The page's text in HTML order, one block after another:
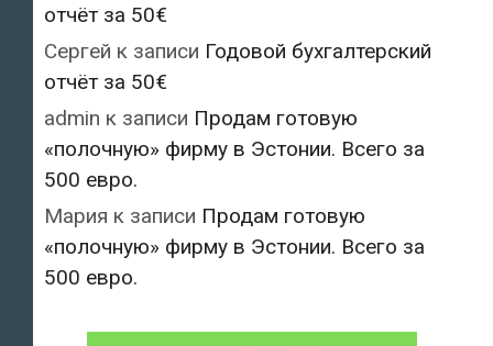
отчёт за 50€
Сергей к записи Годовой бухгалтерский
отчёт за 50€
admin к записи Продам готовую
«полочную» фирму в Эстонии. Всего за
500 евро.
Мария к записи Продам готовую
«полочную» фирму в Эстонии. Всего за
500 евро.